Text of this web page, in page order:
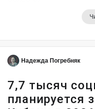
Надежда Погребняк
7,7 тысяч
планируется